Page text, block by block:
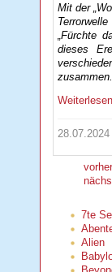
Mit der
„Fürchte
dieses
zusammen.
Weiterlesen
28.07.2024
7te
Alien